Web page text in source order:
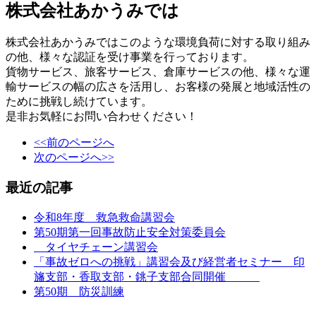
株式会社あかうみでは
株式会社あかうみではこのような環境負荷に対する取り組み
の他、様々な認証を受け事業を行っております。
貨物サービス、旅客サービス、倉庫サービスの他、様々な運
輸サービスの幅の広さを活用し、お客様の発展と地域活性の
ために挑戦し続けています。
是非お気軽にお問い合わせください！
<<前のページへ
次のページへ>>
最近の記事
令和8年度 救急救命講習会
第50期第一回事故防止安全対策委員会
タイヤチェーン講習会
「事故ゼロへの挑戦」講習会及び経営者セミナー 印
旛支部・香取支部・銚子支部合同開催
第50期 防災訓練